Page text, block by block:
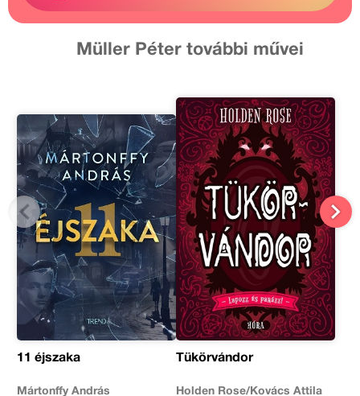
Müller Péter további művei
11 éjszaka
Mártonffy András
Tükörvándor
Holden Rose/Kovács Attila